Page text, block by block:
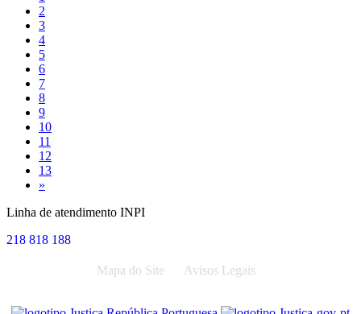
2
3
4
5
6
7
8
9
10
11
12
13
»
Linha de atendimento INPI
218 818 188
Mapa do Site Avisos Legais